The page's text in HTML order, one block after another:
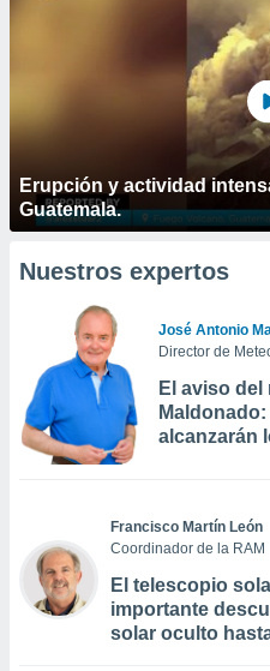
Erupción y actividad
Guatemala.
Nuestros expertos
José Antonio
Director de
El aviso
alcanzarán
Francisco Martín León
Coordinador de la RAM
El telescopio
importante
solar oculto